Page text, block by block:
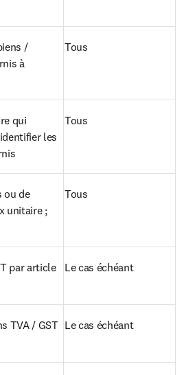
/
à
Tous
qui
les
Tous
ou de
unitaire ;
Tous
par article Le cas échéant
TVA / GST Le cas échéant